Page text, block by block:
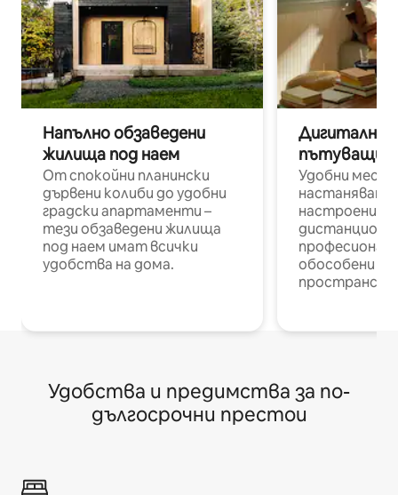
Напълно обзаведени
жилища под наем
От спокойни планински
дървени колиби до удобни
градски апартаменти –
тези обзаведени жилища
под наем имат всички
удобства на дома.
Дигитални
пътуващи
Удобни
настаняване
настроени и
обособени
Удобства и предимства за по-
дългосрочни престои